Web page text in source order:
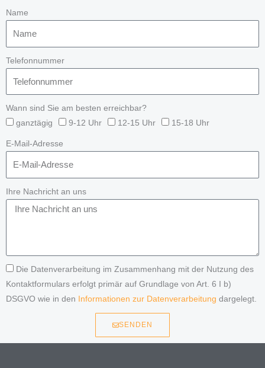
Name
Telefonnummer
Wann sind Sie am besten erreichbar?
ganztägig
9-12 Uhr 12-15 Uhr 15-18 Uhr
E-Mail-Adresse
Ihre Nachricht an uns
Die Datenverarbeitung im Zusammenhang mit der Nutzung des
Kontaktformulars erfolgt primär auf Grundlage von Art. 6 I b)
DSGVO wie in den Informationen zur Datenverarbeitung dargelegt.
SENDEN